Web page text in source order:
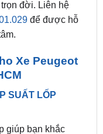
Xe Peugeot
SUẤT LỐP
giúp bạn khắc
an toàn và tăng